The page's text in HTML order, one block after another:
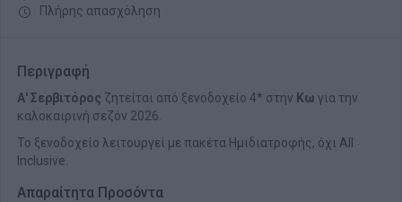
Πλήρης απασχόληση
Περιγραφή
Α' Σερβιτόρος ζητείται από ξενοδοχείο 4* στην Κω για την
καλοκαιρινή σεζόν 2026.
Το ξενοδοχείο λειτουργεί με πακέτα Ημιδιατροφής, όχι All
Inclusive.
Απαραίτητα Προσόντα